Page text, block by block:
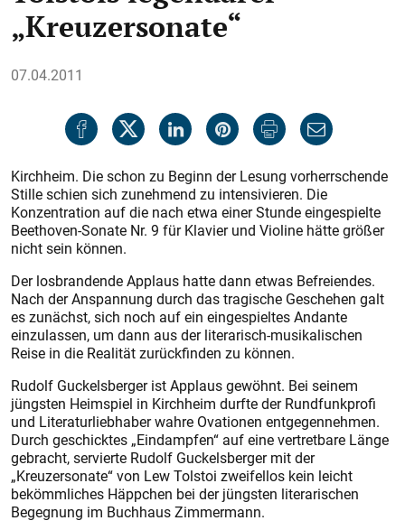
„Kreuzersonate“
07.04.2011
Kirchheim. Die schon zu Beginn der Lesung vorherrschende
Stille schien sich zunehmend zu intensivieren. Die
Konzentration auf die nach etwa einer Stunde eingespielte
Beethoven-Sonate Nr. 9 für Klavier und Violine hätte größer
nicht sein können.
Der losbrandende Applaus hatte dann etwas Befreiendes.
Nach der Anspannung durch das tragische Geschehen galt
es zunächst, sich noch auf ein eingespieltes Andante
einzulassen, um dann aus der literarisch-musikalischen
Reise in die ­Realität zurückfinden zu können.
Rudolf Guckelsberger ist Applaus gewöhnt. Bei seinem
jüngsten Heimspiel in Kirchheim durfte der Rundfunkprofi
und Literaturliebhaber wahre Ovationen entgegennehmen.
Durch geschicktes „Eindampfen“ auf eine vertretbare Länge
gebracht, servierte Rudolf Guckelsberger mit der
„Kreuzersonate“ von Lew Tolstoi zweifellos kein leicht
bekömmliches Häppchen bei der jüngsten literarischen
Begegnung im Buchhaus Zimmermann.